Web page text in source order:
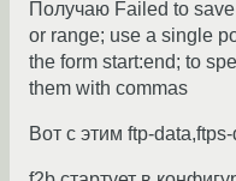
Получаю Failed to
or range; use a single
the form start:end; to
them with commas
Вот с этим ftp-data,ftps-